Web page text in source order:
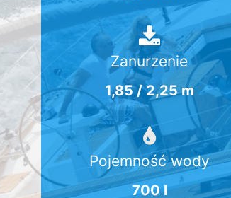
Zanurzenie
1,85 / 2,25 m
Pojemność wody
700 l